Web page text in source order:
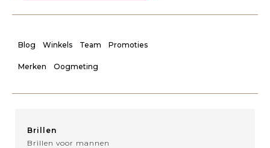
Blog Winkels Team Promoties
Merken Oogmeting
Brillen
Brillen voor mannen